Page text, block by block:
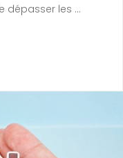
dépasser les …
SÉCURITÉ DE VOS